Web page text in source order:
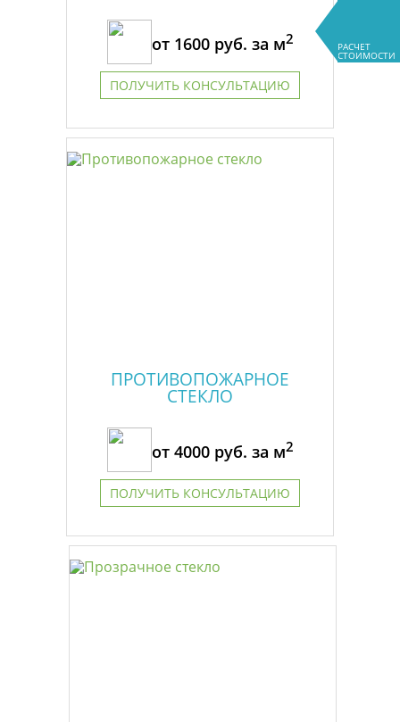
РАСЧЕТ
СТОИМОСТИ
от 1600руб. за м2
ПОЛУЧИТЬ КОНСУЛЬТАЦИЮ
ПРОТИВОПОЖАРНОЕ
СТЕКЛО
от 4000руб. за м2
ПОЛУЧИТЬ КОНСУЛЬТАЦИЮ